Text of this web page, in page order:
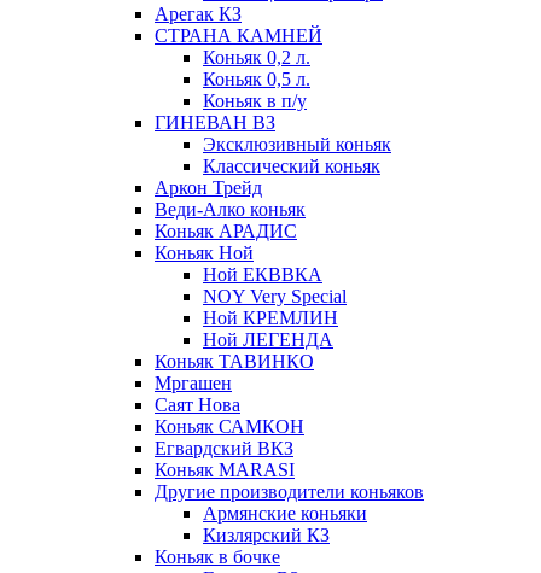
Арегак КЗ
СТРАНА КАМНЕЙ
Коньяк 0,2 л.
Коньяк 0,5 л.
Коньяк в п/у
ГИНЕВАН ВЗ
Эксклюзивный коньяк
Классический коньяк
Аркон Трейд
Веди-Алко коньяк
Коньяк АРАДИС
Коньяк Ной
Ной ЕКВВКА
NOY Very Special
Ной КРЕМЛИН
Ной ЛЕГЕНДА
Коньяк ТАВИНКО
Мргашен
Саят Нова
Коньяк САМКОН
Егвардский ВКЗ
Коньяк MARASI
Другие производители коньяков
Армянские коньяки
Кизлярский КЗ
Коньяк в бочке